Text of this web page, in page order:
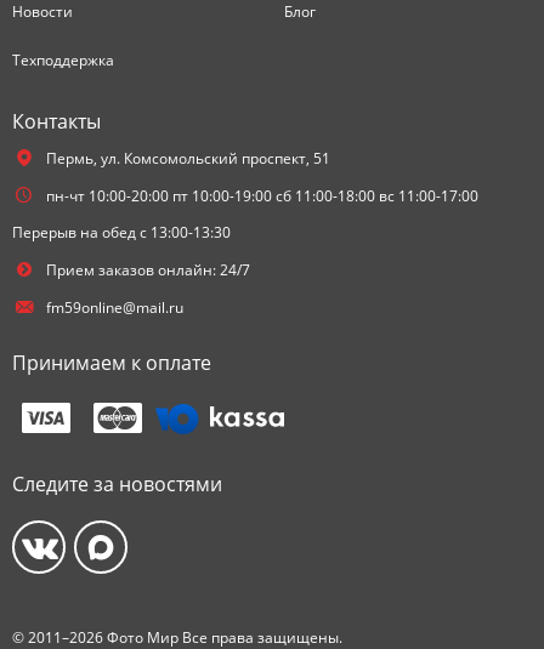
Новости Блог
Техподдержка
Контакты
Пермь, ул. Комсомольский проспект, 51
пн-чт 10:00-20:00 пт 10:00-19:00 сб 11:00-18:00 вс 11:00-17:00
Перерыв на обед с 13:00-13:30
Прием заказов онлайн: 24/7
fm59online@mail.ru
Принимаем к оплате
Следите за новостями
© 2011–2026 Фото Мир Все права защищены.